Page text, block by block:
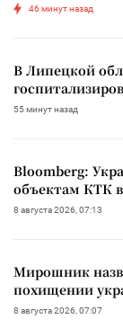
46 минут назад
В Липецкой
55 минут назад
Bloomberg:
объектам КТК
8 августа 2026, 07:13
Мирошник
похищении
8 августа 2026, 07:07